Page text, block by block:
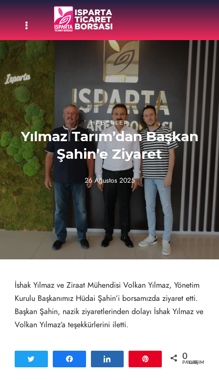
HABERLER
Yılmaz Tarım’dan Başkan
Şahin’e Ziyaret
26 Ağustos 2025
İshak Yılmaz ve Ziraat Mühendisi Volkan Yılmaz, Yönetim
Kurulu Başkanımız Hüdai Şahin’i borsamızda ziyaret etti.
Başkan Şahin, nazik ziyaretlerinden dolayı İshak Yılmaz ve
Volkan Yılmaz’a teşekkürlerini iletti.
0
PAYLAŞIMLAR